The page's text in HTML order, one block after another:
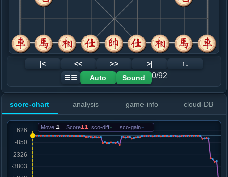
10. 车六进七
黑+29
兵三进一
.....砲３退１
黑+9
砲３平２
黑+22
车六退一
.....士６进５
黑+21
12. 兵三进一
黑+27
黑+30
13. 车六退二
黑+21
车六退六
马一进三
.....卒７进１
黑+116
马１进２
15. 车六退二
黑+135
.....马１进２
16. 兵七进一
|< << >> >|
↑↓
☰☰
Auto Sound 0/92
score-chart analysis game-info cloud-DB
Move:1 Score11 sco-diff- sco-gain-